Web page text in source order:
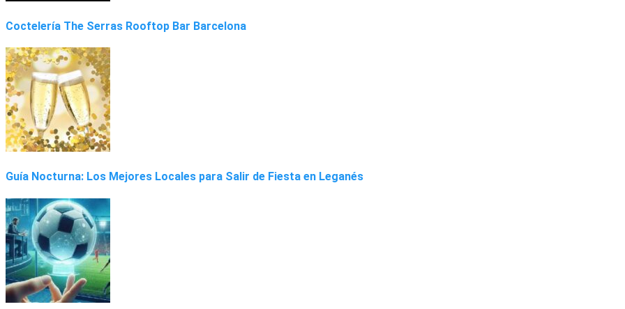
Coctelería The Serras Rooftop Bar Barcelona
Guía Nocturna: Los Mejores Locales para Salir de Fiesta en Leganés